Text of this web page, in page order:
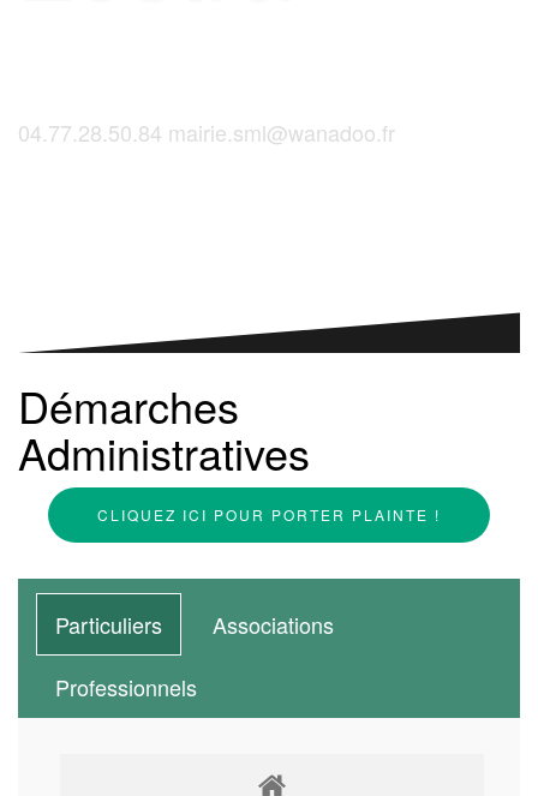
04.77.28.50.84 mairie.sml@wanadoo.fr
Démarches
Administratives
CLIQUEZ ICI POUR PORTER PLAINTE !
Particuliers
Associations
Professionnels